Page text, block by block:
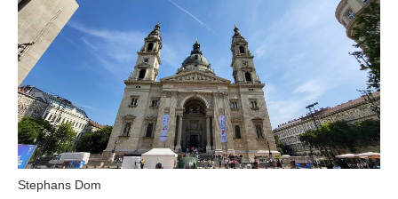
Stephans Dom